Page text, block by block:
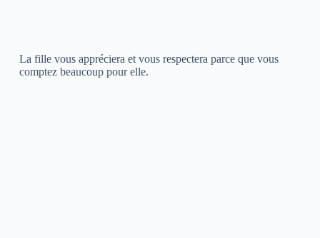
La fille vous appréciera et vous respectera parce que vous
comptez beaucoup pour elle.